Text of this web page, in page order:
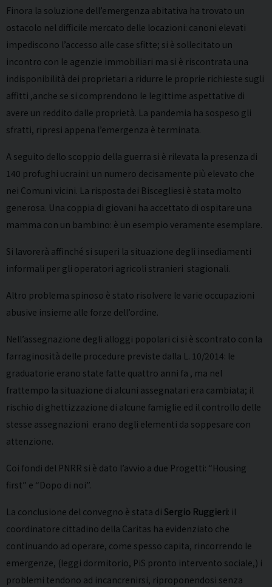
Finora la soluzione dell’emergenza abitativa ha trovato un
ostacolo nel difficile mercato delle locazioni: canoni elevati
impediscono l’accesso alle case sfitte; si è sollecitato un
incontro con le agenzie immobiliari ma si è riscontrata una
indisponibilità dei proprietari a ridurre le proprie richieste sugli
affitti ,anche se si comprendono le legittime aspettative di
avere un reddito dalle proprietà. La pandemia ha sospeso gli
sfratti, ripresi appena l’emergenza è terminata.
A seguito dello scoppio della guerra si è rilevata la presenza di
140 profughi ucraini: un numero decisamente più elevato che
nei Comuni vicini. La risposta dei Biscegliesi è stata molto
generosa. Una coppia di giovani ha accettato di ospitare una
mamma con un bambino: è un esempio veramente esemplare.
Si lavorerà affinché si superi la situazione degli insediamenti
informali per gli operatori agricoli stranieri stagionali.
Altro problema spinoso è stato risolvere le varie occupazioni
abusive insieme alle forze dell’ordine.
Nell’assegnazione degli alloggi popolari ci si è scontrato con la
farraginosità delle procedure previste dalla L. 10/2014: le
graduatorie erano state fatte quattro anni fa , ma nel
frattempo la situazione di alcuni assegnatari era cambiata; il
rischio di ghettizzazione di alcune famiglie ed il controllo delle
stesse assegnazioni erano degli elementi da soppesare con
attenzione.
Coi fondi del PNRR si è dato l’avvio a due Progetti: “Housing
first” e “Dopo di noi”.
La conclusione del convegno è stata di Sergio Ruggieri: il
coordinatore cittadino della Caritas ha evidenziato che
continuando ad operare, come spesso capita, rincorrendo le
emergenze, (leggi dormitorio, PiS pronto intervento sociale,) i
problemi tendono ad incancrenirsi, riproponendosi senza